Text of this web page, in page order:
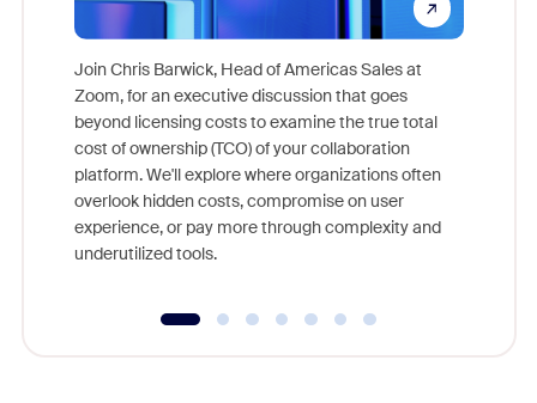
Join Chris Barwick, Head of Americas Sales at
Zoom, for an executive discussion that goes
beyond licensing costs to examine the true total
cost of ownership (TCO) of your collaboration
platform. We'll explore where organizations often
overlook hidden costs, compromise on user
experience, or pay more through complexity and
underutilized tools.